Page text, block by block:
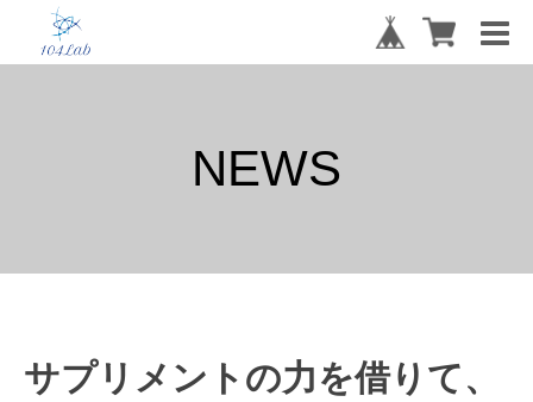
NEWS
サプリメントの力を借りて、